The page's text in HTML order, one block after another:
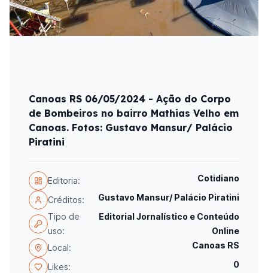
Canoas RS 06/05/2024 - Ação do Corpo
de Bombeiros no bairro Mathias Velho em
Canoas. Fotos: Gustavo Mansur/ Palácio
Piratini
Editoria: Cotidiano
Créditos:
Gustavo Mansur/ Palácio Piratini
Tipo de
uso:
Editorial Jornalístico e Conteúdo
Online
Local:
Canoas RS
Likes: 0